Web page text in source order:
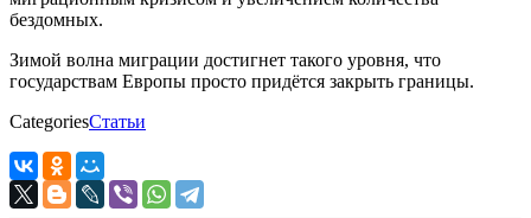
бездомных.
Зимой волна миграции достигнет такого уровня, что
государствам Европы просто придётся закрыть границы.
CategoriesСтатьи